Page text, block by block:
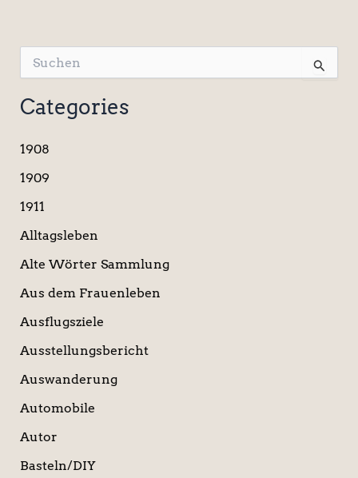
u
c
h
n
a
h
Categories
1908
1909
1911
Alltagsleben
Alte Wörter Sammlung
Aus dem Frauenleben
Ausflugsziele
Ausstellungsbericht
Auswanderung
Automobile
Autor
Basteln/DIY